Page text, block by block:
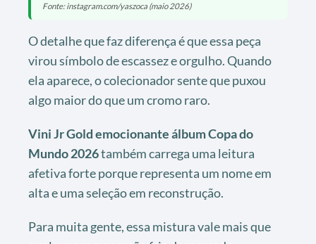
Fonte: instagram.com/yaszoca (maio 2026)
O detalhe que faz diferença é que essa peça
virou símbolo de escassez e orgulho. Quando
ela aparece, o colecionador sente que puxou
algo maior do que um cromo raro.
Vini Jr Gold emocionante álbum Copa do
Mundo 2026também carrega uma leitura
afetiva forte porque representa um nome em
alta e uma seleção em reconstrução.
Para muita gente, essa mistura vale mais que